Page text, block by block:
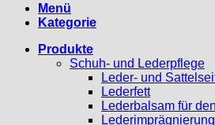
Menü
Kategorie
Produkte
Schuh- und Lederpflege
Leder- und
Lederfett
Lederbalsam für
Lederimprägnierung